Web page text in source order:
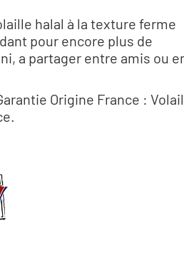
halal à la texture ferme
pour encore plus de
a partager entre amis ou
Origine France :